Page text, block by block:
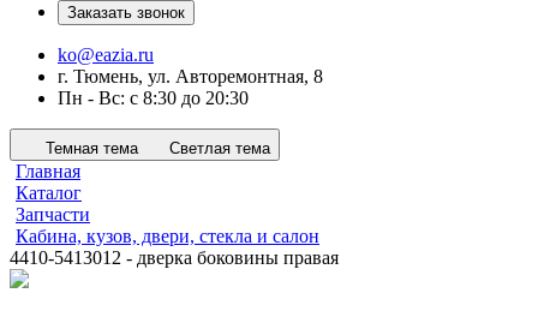
Заказать звонок
ko@eazia.ru
г. Тюмень, ул. Авторемонтная, 8
Пн - Вс: с 8:30 до 20:30
Темная тема Светлая тема
Главная
Каталог
Запчасти
Кабина, кузов, двери, стекла и салон
4410-5413012 - дверка боковины правая